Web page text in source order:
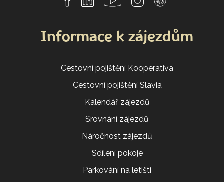
Informace k zájezdům
Cestovní pojištění Kooperativa
Cestovní pojištění Slavia
Kalendář zájezdů
Srovnání zájezdů
Náročnost zájezdů
Sdílení pokoje
Parkování na letišti